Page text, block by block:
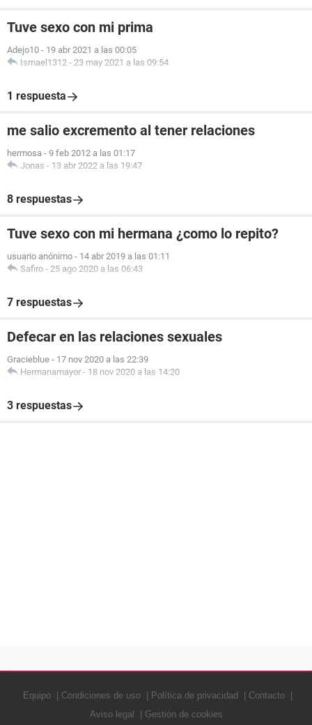
Tuve sexo con mi prima
Adejo10 - 19 abr 2021 a las 00:05
Ismael1312 - 23 may 2021 a las 09:54
1 respuesta
me salio excremento al tener relaciones
hermosa - 9 feb 2012 a las 01:17
Jonas - 13 abr 2022 a las 19:47
8 respuestas
Tuve sexo con mi hermana ¿como lo repito?
usuario anónimo - 14 abr 2019 a las 01:11
Safiro - 25 ago 2020 a las 06:43
7 respuestas
Defecar en las relaciones sexuales
Gracieblue - 17 nov 2020 a las 22:39
Hermanamayor - 18 nov 2020 a las 14:20
3 respuestas
Equipo Condiciones de uso Política de privacidad
Contacto
Aviso legal
Gestión de cookies